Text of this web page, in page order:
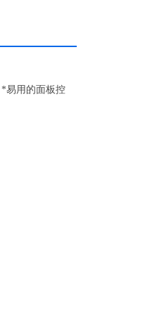
易用的面板控